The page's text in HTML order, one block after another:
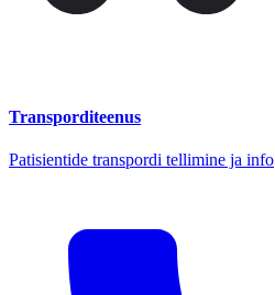
Transporditeenus
Patisientide transpordi tellimine ja info